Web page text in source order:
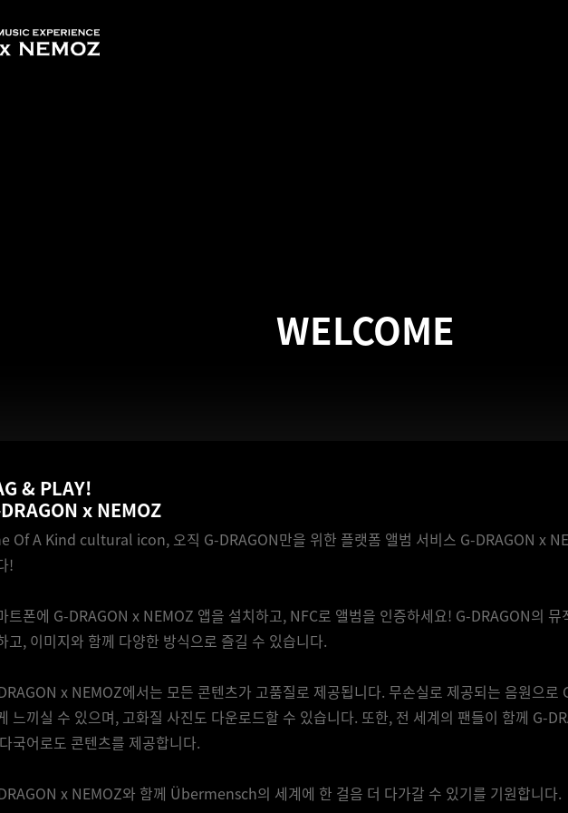
WELCOME
& PLAY!
x NEMOZ
Of A Kind cultural icon, 오직 G-DRAGON만을 위한 플랫폼 앨범 서비스 G-DRAGON x
!
트폰에 G-DRAGON x NEMOZ 앱을 설치하고, NFC로 앨범을 인증하세요! G-DRAGON의
고, 이미지와 함께 다양한 방식으로 즐길 수 있습니다.
x NEMOZ에서는 모든 콘텐츠가 고품질로 제공됩니다. 무손실로 제공되는 음원으로
느끼실 수 있으며, 고화질 사진도 다운로드할 수 있습니다. 또한, 전 세계의 팬들이 함께 G-
국어로도 콘텐츠를 제공합니다.
x NEMOZ와 함께 Übermensch의 세계에 한 걸음 더 다가갈 수 있기를 기원합니다.